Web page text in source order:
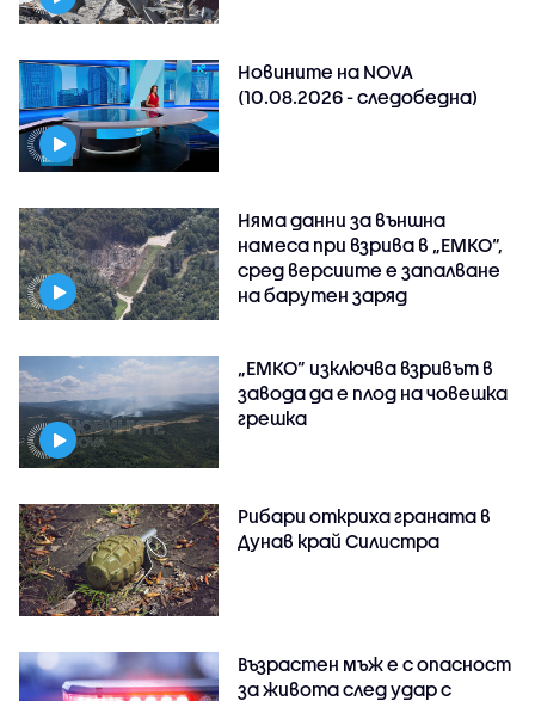
Новините на NOVA
(10.08.2026 - следобедна)
Няма данни за външна
намеса при взрива в „ЕМКО“,
сред версиите е запалване
на барутен заряд
„ЕМКО” изключва взривът в
завода да е плод на човешка
грешка
Рибари откриха граната в
Дунав край Силистра
Възрастен мъж е с опасност
за живота след удар с